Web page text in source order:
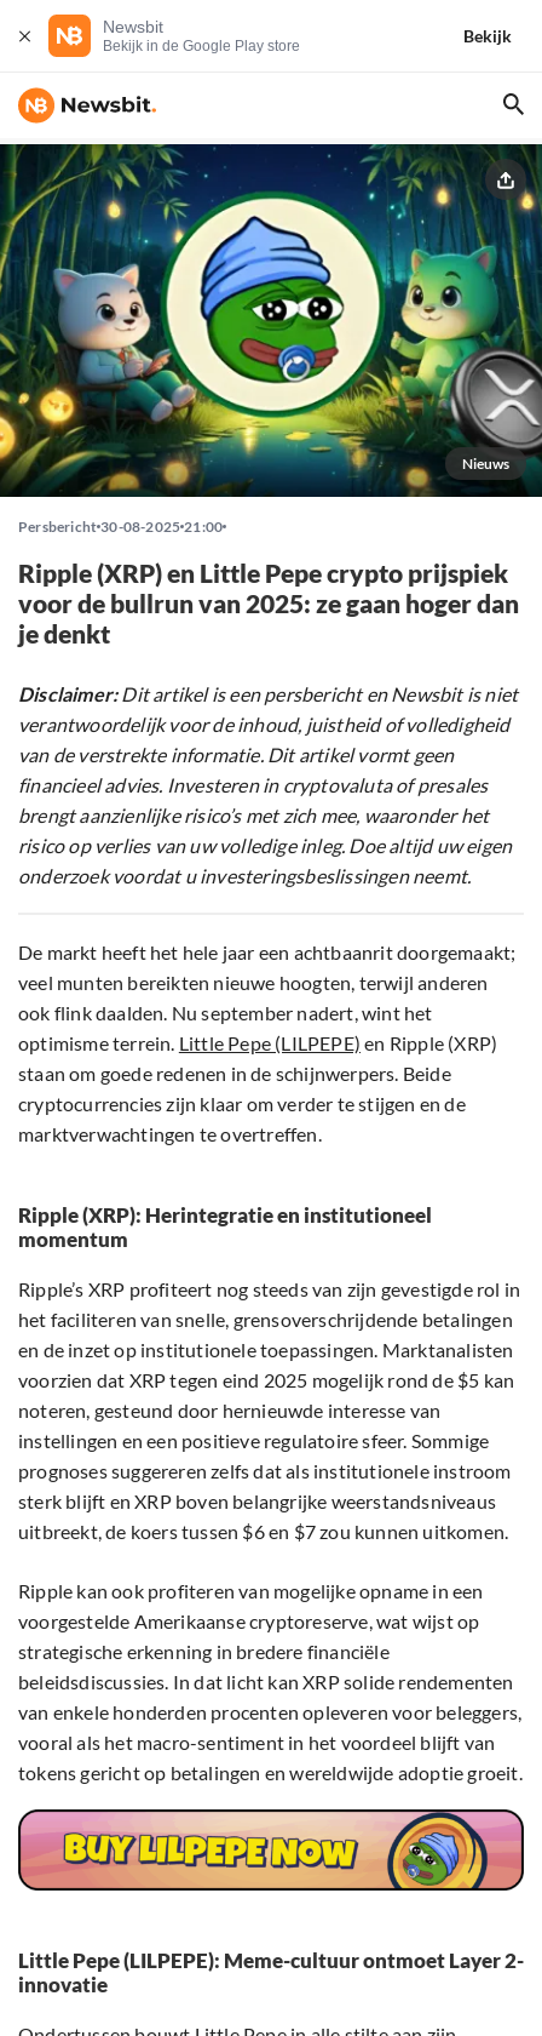
Newsbit
Bekijk in de Google Play store
Bekijk
Nieuws
Persbericht 30-08-2025 21:00
Ripple (XRP) en Little Pepe crypto prijspiek
voor de bullrun van 2025: ze gaan hoger dan
je denkt
Disclaimer:Dit artikel is een persbericht en Newsbit is niet
verantwoordelijk voor de inhoud, juistheid of volledigheid
van de verstrekte informatie. Dit artikel vormt geen
financieel advies. Investeren in cryptovaluta of presales
brengt aanzienlijke risico’s met zich mee, waaronder het
risico op verlies van uw volledige inleg. Doe altijd uw eigen
onderzoek voordat u investeringsbeslissingen neemt.
De markt heeft het hele jaar een achtbaanrit doorgemaakt;
veel munten bereikten nieuwe hoogten, terwijl anderen
ook flink daalden. Nu september nadert, wint het
optimisme terrein. Little Pepe (LILPEPE) en Ripple (XRP)
staan om goede redenen in de schijnwerpers. Beide
cryptocurrencies zijn klaar om verder te stijgen en de
marktverwachtingen te overtreffen.
Ripple (XRP): Herintegratie en institutioneel
momentum
Ripple’s XRP profiteert nog steeds van zijn gevestigde rol in
het faciliteren van snelle, grensoverschrijdende betalingen
en de inzet op institutionele toepassingen. Marktanalisten
voorzien dat XRP tegen eind 2025 mogelijk rond de $5 kan
noteren, gesteund door hernieuwde interesse van
instellingen en een positieve regulatoire sfeer. Sommige
prognoses suggereren zelfs dat als institutionele instroom
sterk blijft en XRP boven belangrijke weerstandsniveaus
uitbreekt, de koers tussen $6 en $7 zou kunnen uitkomen.
Ripple kan ook profiteren van mogelijke opname in een
voorgestelde Amerikaanse cryptoreserve, wat wijst op
strategische erkenning in bredere financiële
beleidsdiscussies. In dat licht kan XRP solide rendementen
van enkele honderden procenten opleveren voor beleggers,
vooral als het macro-sentiment in het voordeel blijft van
tokens gericht op betalingen en wereldwijde adoptie groeit.
Little Pepe (LILPEPE): Meme-cultuur ontmoet Layer 2-
innovatie